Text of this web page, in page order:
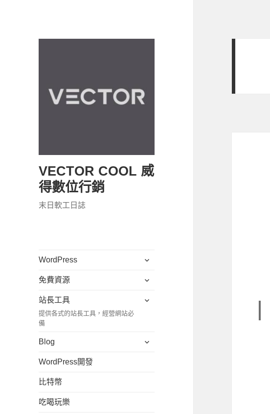
VECTOR COOL 威
得數位行銷
末日軟工日誌
WordPress
展
子
免費資源
展
子
站長工具
提供各式的站長工具，經營網站必
備
展
單
Blog
展
WordPress開發
比特幣
吃喝玩樂